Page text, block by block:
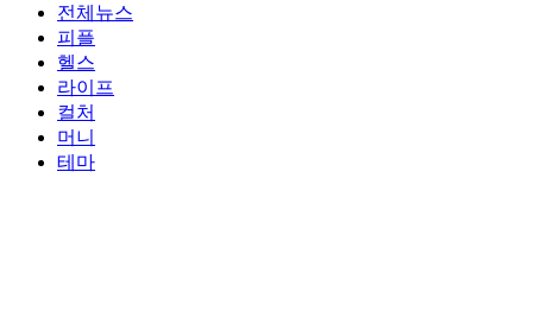
전체뉴스
피플
헬스
라이프
컬처
머니
테마